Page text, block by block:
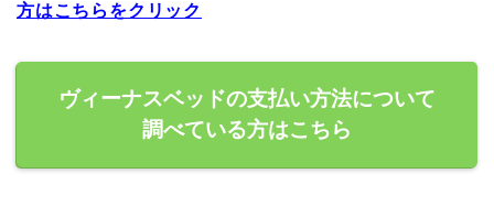
方はこちらをクリック
ヴィーナスベッドの支払い方法について
調べている方はこちら